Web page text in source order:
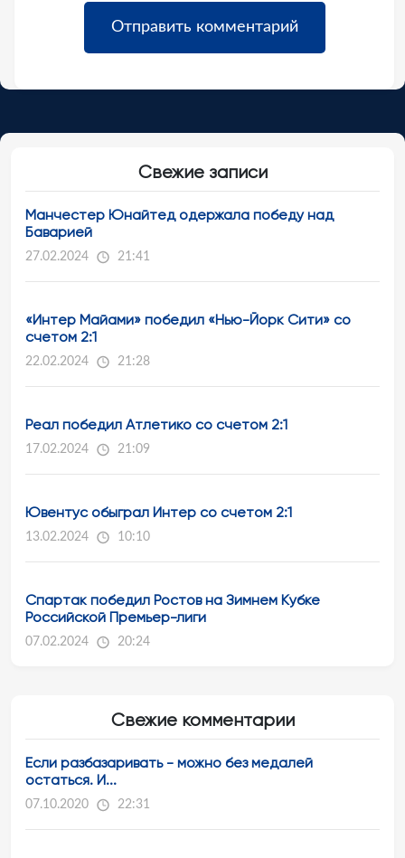
Свежие записи
Манчестер Юнайтед одержала победу над
Баварией
27.02.2024 21:41
«Интер Майами» победил «Нью-Йорк Сити» со
счетом 2:1
22.02.2024 21:28
Реал победил Атлетико со счетом 2:1
17.02.2024 21:09
Ювентус обыграл Интер со счетом 2:1
13.02.2024 10:10
Спартак победил Ростов на Зимнем Кубке
Российской Премьер-лиги
07.02.2024 20:24
Свежие комментарии
Если разбазаривать - можно без медалей
остаться. И...
07.10.2020 22:31